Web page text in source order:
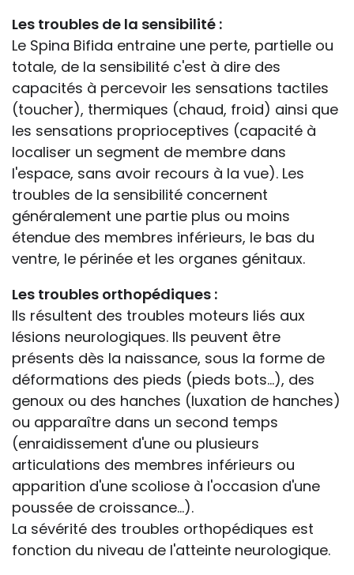
Les troubles de la sensibilité :
Le Spina Bifida entraine une perte, partielle ou
totale, de la sensibilité c'est à dire des
capacités à percevoir les sensations tactiles
(toucher), thermiques (chaud, froid) ainsi que
les sensations proprioceptives (capacité à
localiser un segment de membre dans
l'espace, sans avoir recours à la vue). Les
troubles de la sensibilité concernent
généralement une partie plus ou moins
étendue des membres inférieurs, le bas du
ventre, le périnée et les organes génitaux.
Les troubles orthopédiques :
Ils résultent des troubles moteurs liés aux
lésions neurologiques. Ils peuvent être
présents dès la naissance, sous la forme de
déformations des pieds (pieds bots...), des
genoux ou des hanches (luxation de hanches)
ou apparaître dans un second temps
(enraidissement d'une ou plusieurs
articulations des membres inférieurs ou
apparition d'une scoliose à l'occasion d'une
poussée de croissance...).
La sévérité des troubles orthopédiques est
fonction du niveau de l'atteinte neurologique.